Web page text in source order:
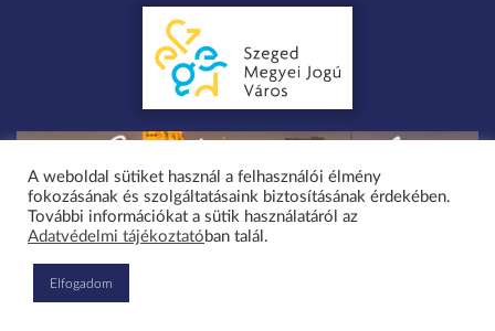
Minden jog fenntartva 2026 © Szent-Györgyi Albert Agóra Heller Ödön
Művelődési Ház Szeged-Tápé / design by greenteam.hu
A weboldal sütiket használ a felhasználói élmény
fokozásának és szolgáltatásaink biztosításának érdekében.
További információkat a sütik használatáról az
Adatvédelmi tájékoztató ban talál.
Elfogadom